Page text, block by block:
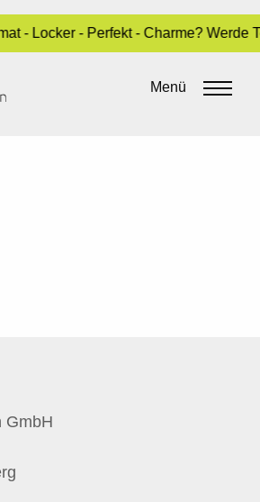
- Locker - Perfekt - Charme?
Menü
AG
GmbH